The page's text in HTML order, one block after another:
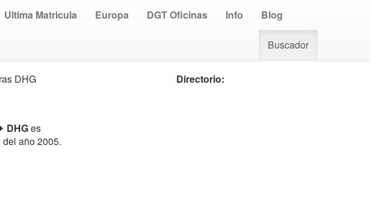
Ultima Matricula Europa DGT Oficinas Info Blog
Buscador
DHG
DHGes
año 2005.
Directorio: